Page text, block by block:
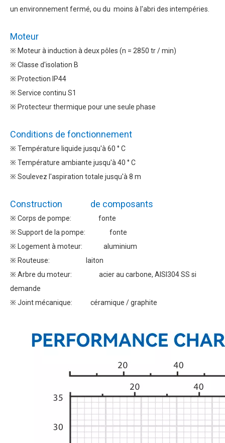
un environnement fermé, ou du moins à l'abri des intempéries.
Moteur
※ Moteur à induction à deux pôles (n = 2850 tr / min)
※ Classe d'isolation B
※ Protection IP44
※ Service continu S1
※ Protecteur thermique pour une seule phase
Conditions de fonctionnement
※ Température liquide jusqu'à 60 ° C
※ Température ambiante jusqu'à 40 ° C
※ Soulevez l'aspiration totale jusqu'à 8 m
Construction de composants
※ Corps de pompe: fonte
※ Support de la pompe: fonte
※ Logement à moteur: aluminium
※ Routeuse: laiton
※ Arbre du moteur: acier au carbone, AISI304 SS si
demande
※ Joint mécanique: céramique / graphite